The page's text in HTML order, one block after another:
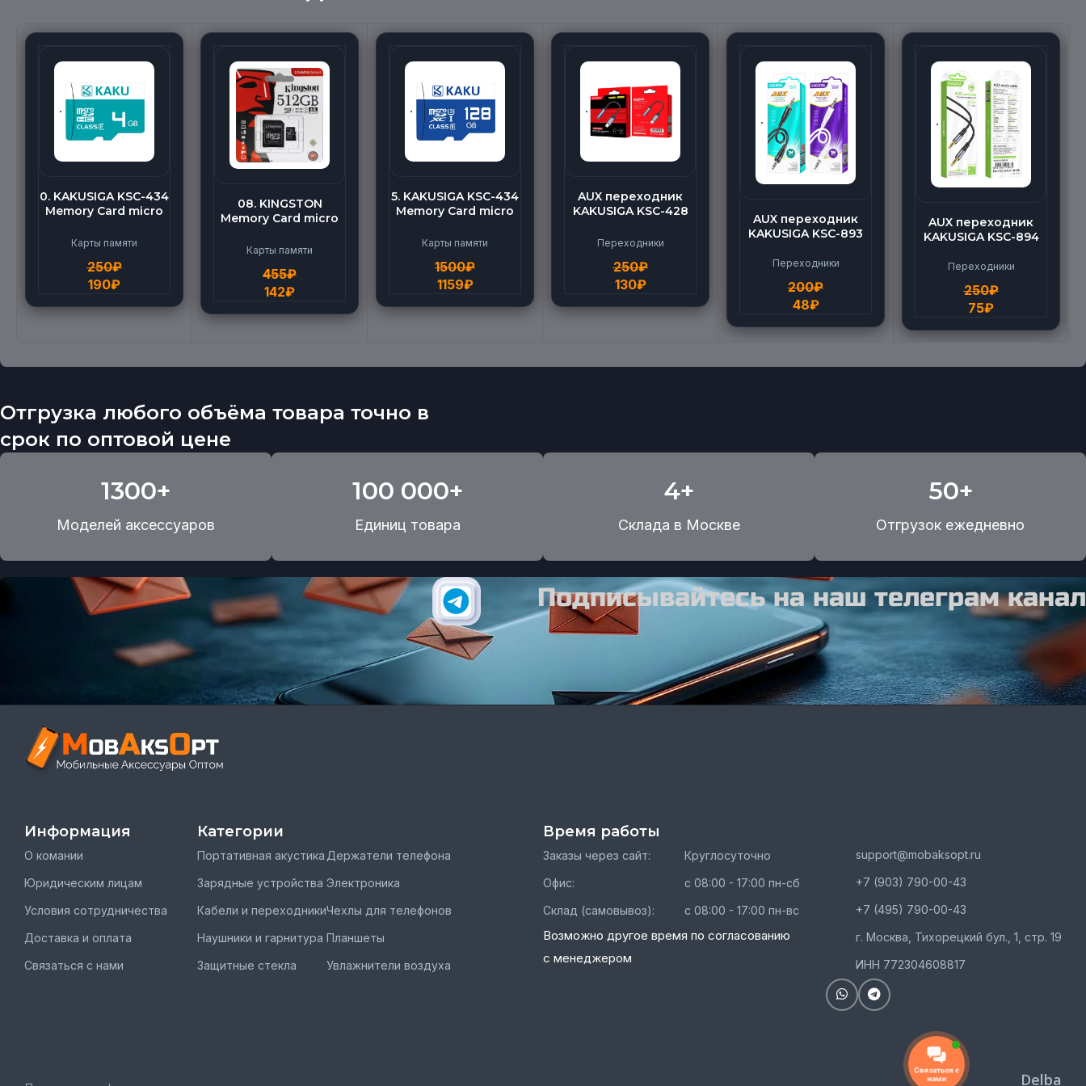
0. KAKUSIGA KSC-434
Memory Card micro
Speed (4G)
Карты памяти
250₽
190₽
08. KINGSTON
Memory Card micro
Карты памяти
455₽
142₽
5. KAKUSIGA KSC-434
Memory Card micro
Speed (128G)
Карты памяти
1500₽
1159₽
AUX переходник
KAKUSIGA KSC-428
Переходники
250₽
130₽
AUX переходник
KAKUSIGA KSC-893
Переходники
200₽
48₽
AUX переходник
KAKUSIGA KSC-894
Переходники
250₽
75₽
Отгрузка любого объёма товара точно в
срок по оптовой цене
1300+
Моделей аксессуаров
100 000+
Единиц товара
4+
Склада в Москве
50+
Отгрузок ежедневно
Подписывайтесь на наш телеграм канал
Информация
О комании
Юридическим лицам
Условия сотрудничества
Доставка и оплата
Связаться с нами
Категории
Портативная акустика
Зарядные устройства
Кабели и переходники
Наушники и гарнитура
Защитные стекла
Держатели телефона
Электроника
Чехлы для телефонов
Планшеты
Увлажнители воздуха
Время работы
Заказы через сайт:
Офис:
Склад (самовывоз):
Круглосуточно
с 08:00 - 17:00 пн-сб
с 08:00 - 17:00 пн-вс
Возможно другое время по согласованию
с менеджером
support@mobaksopt.ru
+7 (903) 790-00-43
+7 (495) 790-00-43
г. Москва, Тихорецкий бул., 1, стр. 19
ИНН 772304608817
Delba
Связаться с
нами